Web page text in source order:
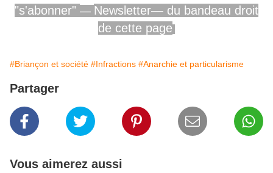
"s'abonner" — Newsletter— du bandeau droit
de cette page
#Briançon et société #Infractions #Anarchie et particularisme
Partager
Vous aimerez aussi